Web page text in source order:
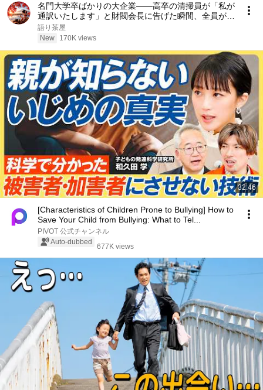
名門大学卒ばかりの大企業――高卒の清掃員が「私が
通訳いたします」と財閥会長に告げた瞬間、全員が嘲
笑した。しかし5分後、その場は静まり返った。#動
エピソード#老後の物語 #家族の物語
語り茶屋
New
170K views
32:46
[Characteristics of Children Prone to Bullying] How to
Save Your Child from Bullying: What to Tel...
PIVOT 公式チャンネル
Auto-dubbed
677K views